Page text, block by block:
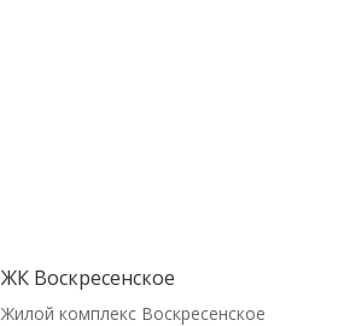
ЖК Воскресенское
Жилой комплекс Воскресенское